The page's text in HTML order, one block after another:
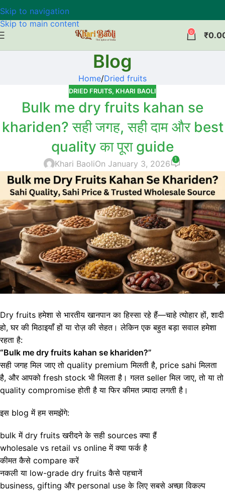
Skip to navigation
Skip to main content
0 ₹
Blog
Home Dried fruits
DRIED FRUITS, KHARI BAOLI
Bulk me dry fruits kahan se
khariden? सही जगह, सही दाम और best
quality का पूरा guide
Khari BaoliOn January 3, 2026 1
Dry fruits हमेशा से भारतीय खानपान का हिस्सा रहे हैं—चाहे त्योहार हों, शादी
हो, घर की मिठाइयाँ हों या रोज़ की सेहत। लेकिन एक बहुत बड़ा सवाल हमेशा
रहता है:
“Bulk me dry fruits kahan se khariden?”
सही जगह मिल जाए तो quality premium मिलती है, price sahi मिलता
है, और आपको fresh stock भी मिलता है। गलत seller मिल जाए, तो या तो
quality compromise होती है या फिर कीमत ज़्यादा लगती है।
इस blog में हम समझेंगे:
bulk में dry fruits खरीदने के सही sources क्या हैं
wholesale vs retail vs online में क्या फर्क है
कीमत कैसे compare करें
नकली या low-grade dry fruits कैसे पहचानें
business, gifting और personal use के लिए सबसे अच्छा विकल्प